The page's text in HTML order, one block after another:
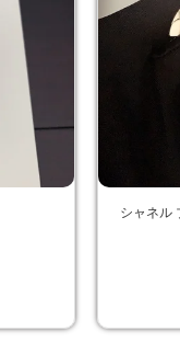
シャネル